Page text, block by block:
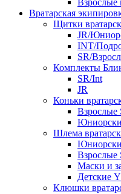
Взрослые
Вратарская
Щитки
JR/
INT/
SR/
Комплекты
SR/Int
JR
Коньки
Взрослые
Шлема
Взрослые
Маски и
Детские
Клюшки